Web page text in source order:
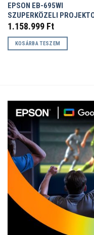
EPSON EB-695WI
SZUPERKÖZELI
1.158.999 Ft
KOSÁRBA TESZEM